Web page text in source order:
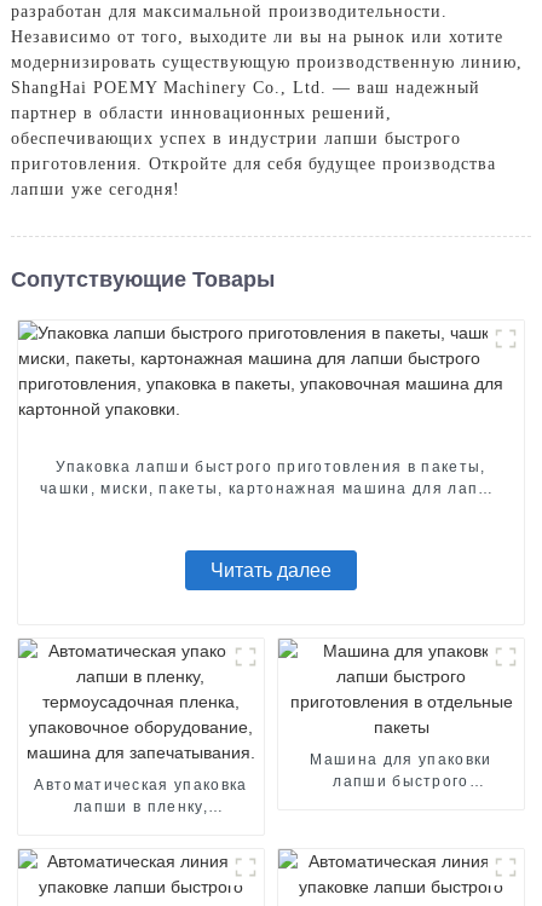
разработан для максимальной производительности.
Независимо от того, выходите ли вы на рынок или хотите
модернизировать существующую производственную линию,
ShangHai POEMY Machinery Co., Ltd. — ваш надежный
партнер в области инновационных решений,
обеспечивающих успех в индустрии лапши быстрого
приготовления. Откройте для себя будущее производства
лапши уже сегодня!
Сопутствующие Товары
Упаковка лапши быстрого приготовления в пакеты,
чашки, миски, пакеты, картонажная машина для лапши
Читать далее
Автоматическая упаковка
лапши в пленку,
оборудование, машина
для запечатывания.
Машина для упаковки
лапши быстрого